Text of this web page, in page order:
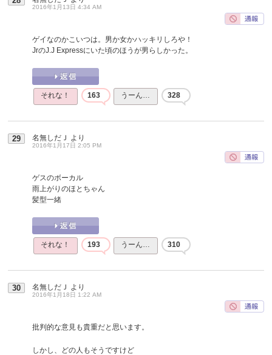
2016年1月13日 4:34 AM
ゲイなのかこいつは。男か女かハッキリしろや！
JrのJ.J Expressにいた頃のほうが男らしかった。
それな！ 163 うーん… 328
29 名無しだＪ より
2016年1月17日 2:05 PM
ゲスのボーカル
雨上がりのほとちゃん
髪型一緒
それな！ 193 うーん… 310
30 名無しだＪ より
2016年1月18日 1:22 AM
批判的な意見も貴重だと思います。
しかし、どの人もそうですけど